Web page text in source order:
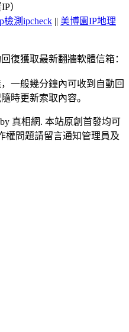
）
檢測ipcheck || 美博園IP地理
復獲取最新翻牆軟體信箱：
一般幾分鐘內可收到自動回
時更新索取內容。
真相網. 本站原創首發均可
權問題請留言通知管理員及